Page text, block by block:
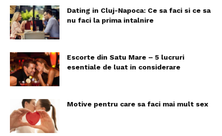
Dating in Cluj-Napoca: Ce sa faci si ce sa
nu faci la prima intalnire
Escorte din Satu Mare – 5 lucruri
esentiale de luat in considerare
Motive pentru care sa faci mai mult sex